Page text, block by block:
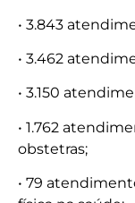
• 3.843
• 3.462
• 3.150
• 1.762
obstetras;
• 79